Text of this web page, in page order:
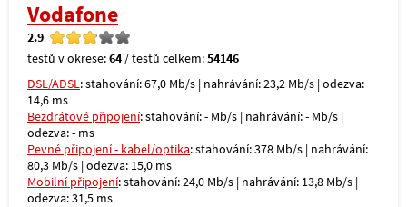
Vodafone
2.9
testů v okrese:64 / testů celkem:54146
DSL/ADSL: stahování: 67,0 Mb/s | nahrávání: 23,2 Mb/s | odezva:
14,6 ms
Bezdrátové připojení: stahování: - Mb/s | nahrávání: - Mb/s |
odezva: - ms
Pevné připojení - kabel/optika: stahování: 378 Mb/s | nahrávání:
80,3 Mb/s | odezva: 15,0 ms
Mobilní připojení: stahování: 24,0 Mb/s | nahrávání: 13,8 Mb/s |
odezva: 31,5 ms